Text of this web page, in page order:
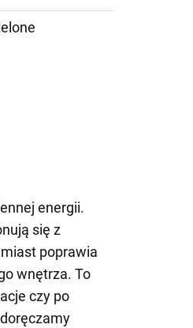
energii.
się z
poprawia
wnętrza. To
czy po